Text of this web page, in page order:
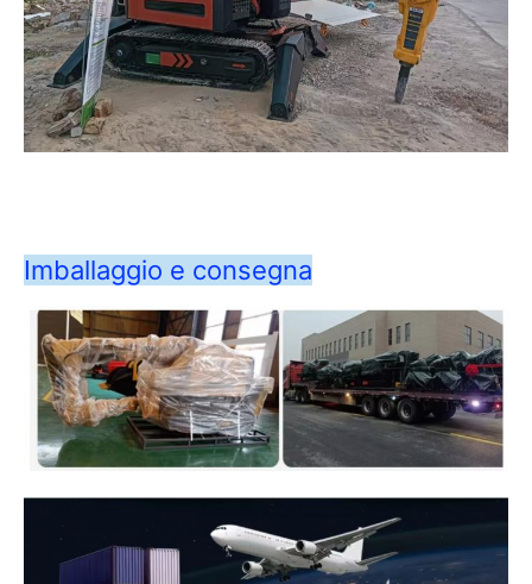
Imballaggio e consegna